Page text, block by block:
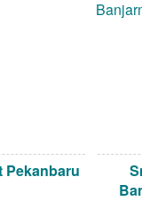
Pekanbaru